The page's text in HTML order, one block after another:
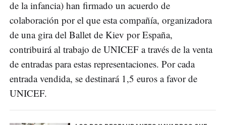
de la infancia) han firmado un acuerdo de
colaboración por el que esta compañía, organizadora
de una gira del Ballet de Kiev por España,
contribuirá al trabajo de UNICEF a través de la venta
de entradas para estas representaciones. Por cada
entrada vendida, se destinará 1,5 euros a favor de
UNICEF.